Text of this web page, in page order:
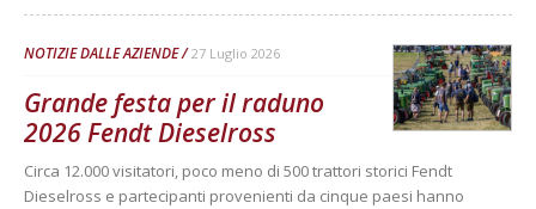
NOTIZIE DALLE AZIENDE 27 Luglio 2026
Grande festa per il raduno
2026 Fendt Dieselross
Circa 12.000 visitatori, poco meno di 500 trattori storici Fendt
Dieselross e partecipanti provenienti da cinque paesi hanno